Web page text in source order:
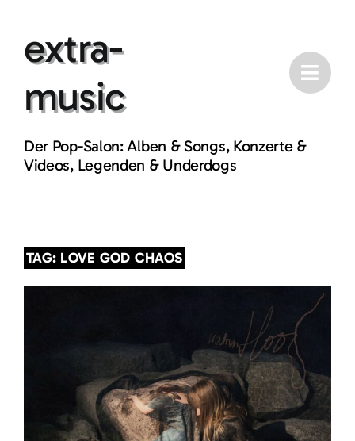
contentextra-
music
Der Pop-Salon: Alben & Songs, Konzerte &
Videos, Legenden & Underdogs
TAG: LOVE GOD CHAOS